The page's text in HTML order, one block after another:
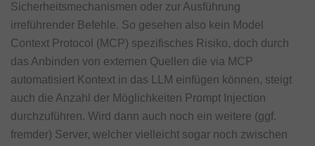
Sicherheitsmechanismen oder zur Ausführung
irreführender Befehle. So gesehen also kein Model
Context Protocol (MCP) spezifisches Risiko, doch durch
das Anbinden von externen Quellen die via MCP
automatisiert Kontext in das LLM einfügen können, steigt
auch die Anzahl der Möglichkeiten Prompt Injection
durchzuführen. Wird dann auch noch ein weitere (ggf.
fremder) Server, welcher vielleicht sogar noch zwischen